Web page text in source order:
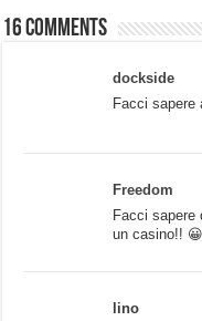
16 comments
dockside
Facci sapere
Freedom
Facci sapere
un casino!! 😀
lino